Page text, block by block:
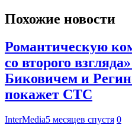
Похожие новости
Романтическую
со второго
Биковичем и
покажет СТС
InterMedia5 месяцев спустя 0